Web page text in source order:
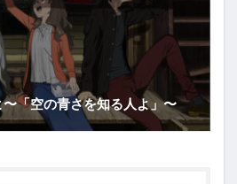
「空の青さを知る人よ」〜